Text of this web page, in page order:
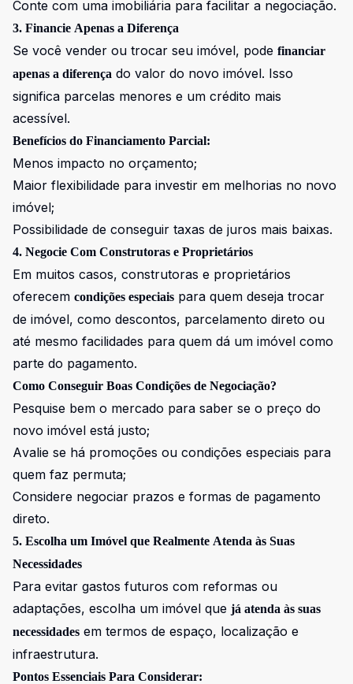
Conte com uma imobiliária para facilitar a negociação.
3. Financie Apenas a Diferença
Se você vender ou trocar seu imóvel, pode financiar
apenas a diferença do valor do novo imóvel. Isso
significa parcelas menores e um crédito mais
acessível.
Benefícios do Financiamento Parcial:
Menos impacto no orçamento;
Maior flexibilidade para investir em melhorias no novo
imóvel;
Possibilidade de conseguir taxas de juros mais baixas.
4. Negocie Com Construtoras e Proprietários
Em muitos casos, construtoras e proprietários
oferecem condições especiais para quem deseja trocar
de imóvel, como descontos, parcelamento direto ou
até mesmo facilidades para quem dá um imóvel como
parte do pagamento.
Como Conseguir Boas Condições de Negociação?
Pesquise bem o mercado para saber se o preço do
novo imóvel está justo;
Avalie se há promoções ou condições especiais para
quem faz permuta;
Considere negociar prazos e formas de pagamento
direto.
5. Escolha um Imóvel que Realmente Atenda às Suas
Necessidades
Para evitar gastos futuros com reformas ou
adaptações, escolha um imóvel que já atenda às suas
necessidades em termos de espaço, localização e
infraestrutura.
Pontos Essenciais Para Considerar: